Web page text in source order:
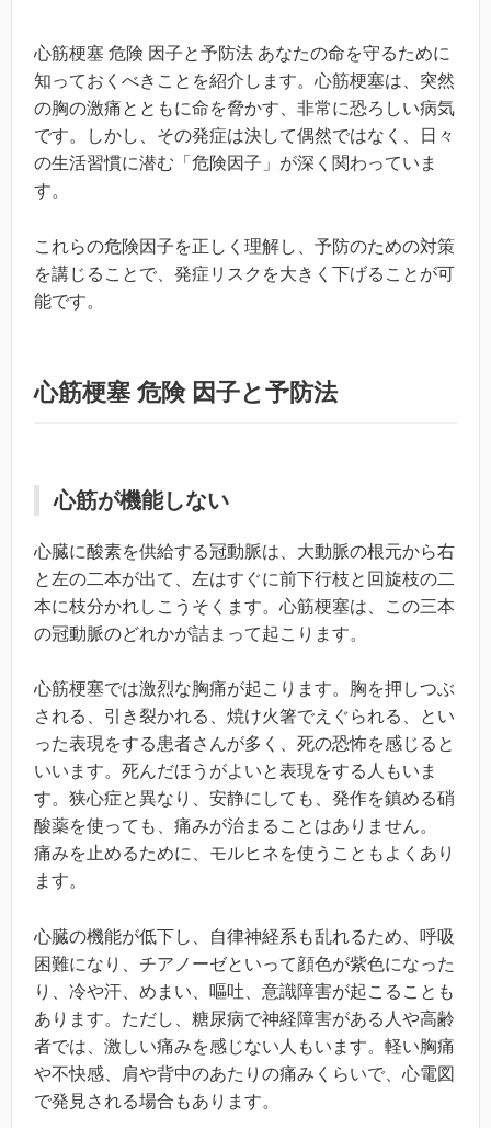
心筋梗塞 危険 因子と予防法 あなたの命を守るために
知っておくべきことを紹介します。心筋梗塞は、突然
の胸の激痛とともに命を脅かす、非常に恐ろしい病気
です。しかし、その発症は決して偶然ではなく、日々
の生活習慣に潜む「危険因子」が深く関わっていま
す。
これらの危険因子を正しく理解し、予防のための対策
を講じることで、発症リスクを大きく下げることが可
能です。
心筋梗塞 危険 因子と予防法
心筋が機能しない
心臓に酸素を供給する冠動脈は、大動脈の根元から右
と左の二本が出て、左はすぐに前下行枝と回旋枝の二
本に枝分かれしこうそくます。心筋梗塞は、この三本
の冠動脈のどれかが詰まって起こります。
心筋梗塞では激烈な胸痛が起こります。胸を押しつぶ
される、引き裂かれる、焼け火箸でえぐられる、とい
った表現をする患者さんが多く、死の恐怖を感じると
いいます。死んだほうがよいと表現をする人もいま
す。狭心症と異なり、安静にしても、発作を鎮める硝
酸薬を使っても、痛みが治まることはありません。
痛みを止めるために、モルヒネを使うこともよくあり
ます。
心臓の機能が低下し、自律神経系も乱れるため、呼吸
困難になり、チアノーゼといって顔色が紫色になった
り、冷や汗、めまい、嘔吐、意識障害が起こることも
あります。ただし、糖尿病で神経障害がある人や高齢
者では、激しい痛みを感じない人もいます。軽い胸痛
や不快感、肩や背中のあたりの痛みくらいで、心電図
で発見される場合もあります。